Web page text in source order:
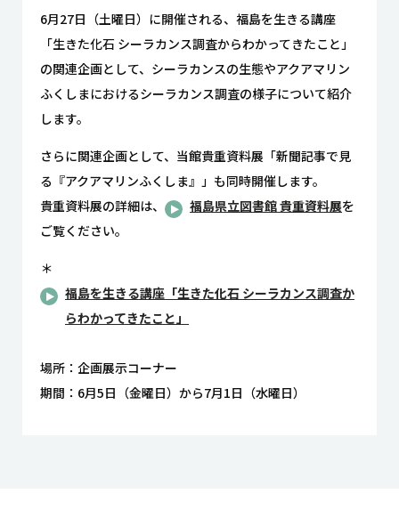
6月27日（土曜日）に開催される、福島を生きる講座
「生きた化石 シーラカンス調査からわかってきたこと」
の関連企画として、シーラカンスの生態やアクアマリン
ふくしまにおけるシーラカンス調査の様子について紹介
します。
さらに関連企画として、当館貴重資料展「新聞記事で見
る『アクアマリンふくしま』」も同時開催します。
貴重資料展の詳細は、
福島県立図書館 貴重資料展を
ご覧ください。
＊
福島を生きる講座「生きた化石 シーラカンス調査か
らわかってきたこと」
場所：企画展示コーナー
期間：6月5日（金曜日）から7月1日（水曜日）